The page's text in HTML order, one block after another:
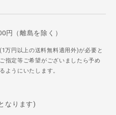
（離島を除く）
万円以上の送料無料適用外)が必要と
指定等ご希望がございましたら予め
ようにいたします。
なります)